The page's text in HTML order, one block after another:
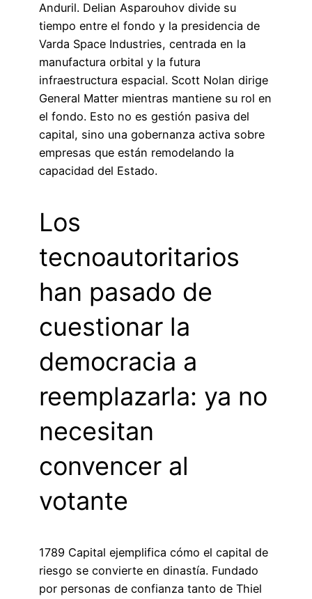
Anduril. Delian Asparouhov divide su
tiempo entre el fondo y la presidencia de
Varda Space Industries, centrada en la
manufactura orbital y la futura
infraestructura espacial. Scott Nolan dirige
General Matter mientras mantiene su rol en
el fondo. Esto no es gestión pasiva del
capital, sino una gobernanza activa sobre
empresas que están remodelando la
capacidad del Estado.
Los
tecnoautoritarios
han pasado de
cuestionar la
democracia a
reemplazarla: ya no
necesitan
convencer al
votante
1789 Capital ejemplifica cómo el capital de
riesgo se convierte en dinastía. Fundado
por personas de confianza tanto de Thiel